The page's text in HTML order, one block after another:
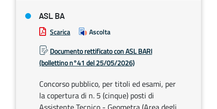
ASL BA
Scarica
Ascolta
Documento rettificato con ASL BARI
(bollettino n°41 del 25/05/2026)
Concorso pubblico, per titoli ed esami, per
la copertura di n. 5 (cinque) posti di